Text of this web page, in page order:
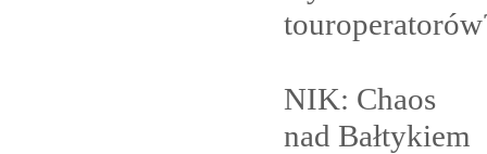
NIK: Chaos
nad Bałtykiem